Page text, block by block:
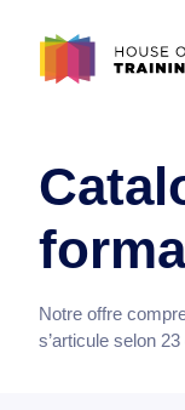
Notre offre
s’articule selon 23